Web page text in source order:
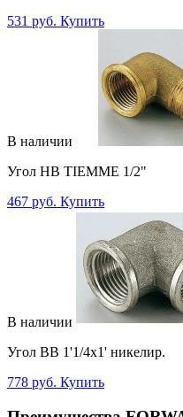
531 руб. Купить
В наличии
Угол НВ TIEMME 1/2"
467 руб. Купить
В наличии
Угол ВВ 1'1/4x1' никелир.
778 руб. Купить